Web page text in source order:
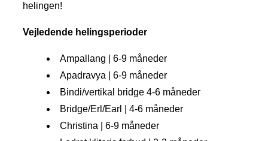
helingen!
Vejledende helingsperioder
Ampallang | 6-9 måneder
Apadravya | 6-9 måneder
Bindi/vertikal bridge 4-6 måneder
Bridge/Erl/Earl | 4-6 måneder
Christina | 6-9 måneder